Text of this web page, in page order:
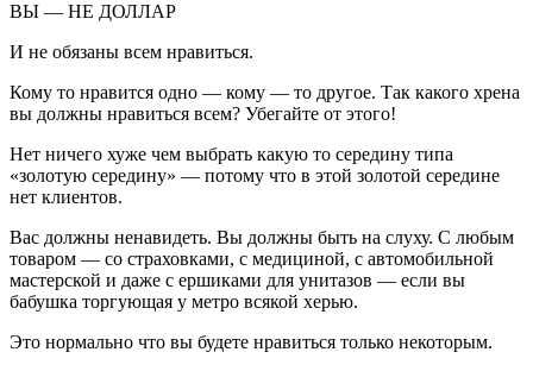
ВЫ — НЕ ДОЛЛАР
И не обязаны всем нравиться.
Кому то нравится одно — кому — то другое. Так какого хрена
вы должны нравиться всем? Убегайте от этого!
Нет ничего хуже чем выбрать какую то середину типа
«золотую середину» — потому что в этой золотой середине
нет клиентов.
Вас должны ненавидеть. Вы должны быть на слуху. С любым
товаром — со страховками, с медициной, с автомобильной
мастерской и даже с ершиками для унитазов — если вы
бабушка торгующая у метро всякой херью.
Это нормально что вы будете нравиться только некоторым.